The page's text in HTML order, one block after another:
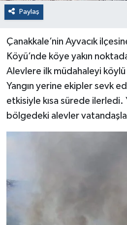
Paylaş
Çanakkale’nin Ayvacık
Köyü’nde köye yakın
Alevlere ilk müdahaleyi
Yangın yerine ekipler sevk
etkisiyle kısa sürede ilerledi.
bölgedeki alevler